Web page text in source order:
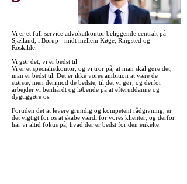
Vi er et full-service advokatkontor beliggende centralt på
Sjælland, i Borup - midt mellem Køge, Ringsted og
Roskilde.
Vi gør det, vi er bedst til
Vi er et specialistkontor, og vi tror på, at man skal gøre det,
man er bedst til. Det er ikke vores ambition at være de
største, men derimod de bedste, til det vi gør, og derfor
arbejder vi benhårdt og løbende på at efteruddanne og
dygtiggøre os.
Foruden det at levere grundig og kompetent rådgivning, er
det vigtigt for os at skabe værdi for vores klienter, og derfor
har vi altid fokus på, hvad der er bedst for den enkelte.